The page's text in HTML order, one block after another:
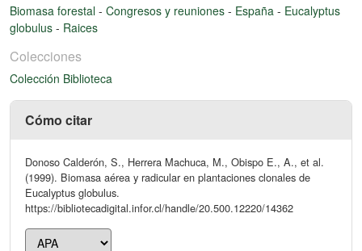
Biomasa forestal - Congresos y reuniones - España - Eucalyptus
globulus - Raices
Colecciones
Colección Biblioteca
Cómo citar
Donoso Calderón, S., Herrera Machuca, M., Obispo E., A., et al.
(1999). Biomasa aérea y radicular en plantaciones clonales de
Eucalyptus globulus.
https://bibliotecadigital.infor.cl/handle/20.500.12220/14362